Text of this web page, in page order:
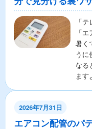
「
「
暑く
うに
なる
ます
2026年7月31日
エアコン配管のパ